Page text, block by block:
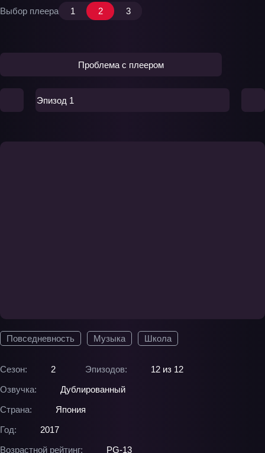
Повседневность Музыка Школа
Сезон: 2 Эпизодов:
12 из 12
Озвучка:
Дублированный
Страна:
Япония
Год:
2017
Возрастной рейтинг:
PG-13
Выбор плеера 1 2 3
Проблема с плеером
Эпизод 1